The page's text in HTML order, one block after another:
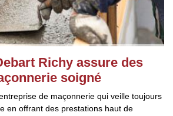
Richy assure des
soigné
de maçonnerie qui veille toujours
en offrant des prestations haut de